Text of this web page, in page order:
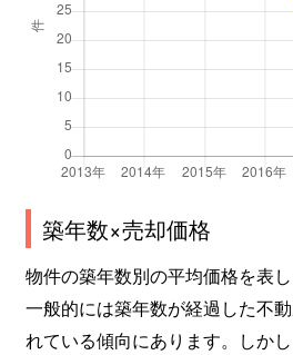
築年数×売却価格
物件の築年数別の平均価格を表し
一般的には築年数が経過した不
れている傾向にあります。しか